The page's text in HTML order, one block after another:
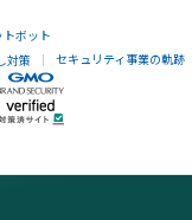
ボット
対策 セキュリティ事業の軌跡